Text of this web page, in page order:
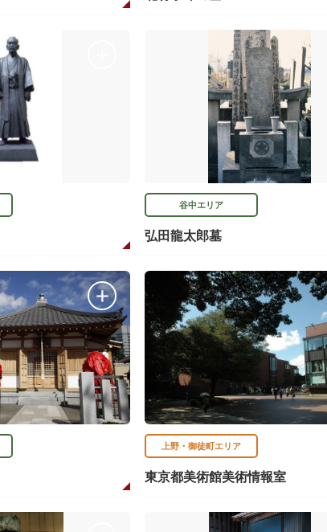
谷中エリア
弘田龍太郎墓
上野・御徒町エリア
東京都美術館美術情報室